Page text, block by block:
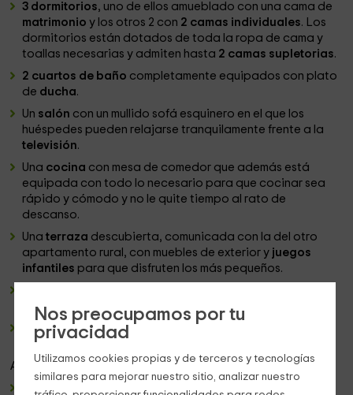
Nos preocupamos por tu
privacidad
Utilizamos cookies propias y de terceros y tecnologías
similares para mejorar nuestro sitio, analizar nuestro
3 dormitorios, uno de ellos amueblado con una cama de
matrimonioy los otros 2 con 2 camas individuales. Los
dormitorios están dotados de toda la ropa de cama y
toallas necesarias y admiten hasta 2 camas supletorias.
2 cuartos de baño completamente equipados con plato
de ducha.
Un salón con un mullido sofá esquinero en el que los
huéspedes pueden relajarse tranquilamente frente a la
televisión.
Una cocina con mesa de comedor que además está
equipada con todo lo necesario para que cocinar sea
rápido y cómodo y no le quite tiempo al rato de
descanso.
Unaterraza descubierta, comunicada con la del otro
apartamento rural, con muebles de exterior y juegos
infantiles para que disfruten los más pequeños.
otra casa rural del edificio.
Aparcamientocompartido para poder dejar el coche
tranquilamente.
Además, la casa dispone de:
Cuna para los que viajen con bebés.